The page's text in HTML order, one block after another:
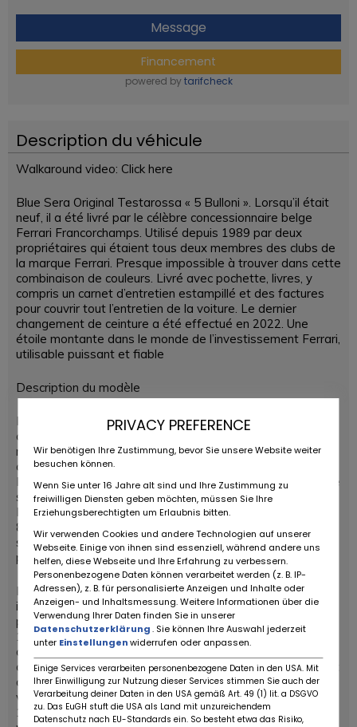
Message
Financement
powered by tarifcheck
Description du véhicule
Walkaround video: Click here
Blue Sera Original Testarossa « 5 Bulloni ». Lorsqu’il était
neuf, il a été livré par le célèbre concessionnaire belge
Ferrari Francorchamps. Utilisé depuis 1989 par deux
propriétaires qui étaient tous deux membres des clubs de
la marque Ferrari. Presque impossible à trouver dans cette
combinaison de couleurs. Livré avec pochette, livres, y
compris un carnet d’entretien estampillé et des factures
pour couvrir tout l’entretien de la voiture. Le dernier
changement de ceinture a été effectué en 2022. Une
étoile montante dans le monde de l’investissement Ferrari,
utilisable puissant et fiable
Description du modèle
La Ferrari Testarossaétait animée par un bloc-moteur
central arrière 12 cylindres à plat en V ouvert à 180° et
non un véritable boxer comme le flat 12 des Porsche 917 ,
qui est lui aussi un moteur à plat), elle fut présentée au
Mondial de Paris en 1984. C'est l'avant-dernière voiture de
série à sortir des usines de Maranello du vivant d'Enzo
Ferrari, décédé en 1988. Véritable « must » des années
80, elle est entrée depuis dans la légende Ferrari, bien que
ses grilles latérales aient été critiquées par quelques
puristes lors de sa sortie.
La Testarossa va connaître une carrière commerciale
internationale jusqu'en 1991, et connaîtra deux évolutions,
plus mécaniques que stylistiques : la Ferrari 512 TR en
1992 relookée à l'avant, et au niveau des custodes
arrières avec la suppression des grilles pour un profil plus
aérodynamique, modifiant légèrement le profil de l'auto. et
dont la puissance est portée à 428 chevaux pour une
vitesse maximale de 313 km/h puis la Ferrari F512 M en
1994 d'une puissance de 440 chevaux pour une vitesse
PRIVACY PREFERENCE
Wir benötigen Ihre Zustimmung, bevor Sie unsere Website weiter
besuchen können.
Wenn Sie unter 16 Jahre alt sind und Ihre Zustimmung zu
freiwilligen Diensten geben möchten, müssen Sie Ihre
Erziehungsberechtigten um Erlaubnis bitten.
Wir verwenden Cookies und andere Technologien auf unserer
Webseite. Einige von ihnen sind essenziell, während andere uns
helfen, diese Webseite und Ihre Erfahrung zu verbessern.
Personenbezogene Daten können verarbeitet werden (z. B. IP-
Adressen), z. B. für personalisierte Anzeigen und Inhalte oder
Anzeigen- und Inhaltsmessung. Weitere Informationen über die
Verwendung Ihrer Daten finden Sie in unserer
Datenschutzerklärung. Sie können Ihre Auswahl jederzeit
unter Einstellungenwiderrufen oder anpassen.
Einige Services verarbeiten personenbezogene Daten in den USA. Mit
Ihrer Einwilligung zur Nutzung dieser Services stimmen Sie auch der
Verarbeitung deiner Daten in den USA gemäß Art. 49 (1) lit. a DSGVO
zu. Das EuGH stuft die USA als Land mit unzureichendem
Datenschutz nach EU-Standards ein. So besteht etwa das Risiko,